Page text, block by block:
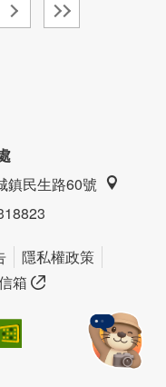
鎮民生路60號
隱私權政策
箱